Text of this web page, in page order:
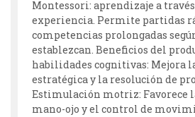
Montessori: aprendizaje a
experiencia. Permite partidas
competencias prolongadas
establezcan. Beneficios del
habilidades cognitivas: Mejora
estratégica y la resolución de
Estimulación motriz: Favorece
mano-ojo y el control de